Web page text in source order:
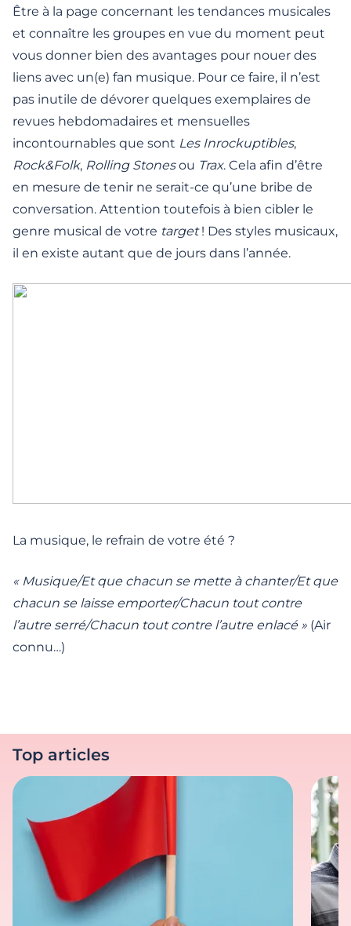
Être à la page concernant les tendances musicales
et connaître les groupes en vue du moment peut
vous donner bien des avantages pour nouer des
liens avec un(e) fan musique. Pour ce faire, il n’est
pas inutile de dévorer quelques exemplaires de
revues hebdomadaires et mensuelles
incontournables que sont Les Inrockuptibles,
Rock&Folk, Rolling Stonesou Trax. Cela afin d’être
en mesure de tenir ne serait-ce qu’une bribe de
conversation. Attention toutefois à bien cibler le
genre musical de votre target! Des styles musicaux,
il en existe autant que de jours dans l’année.
La musique, le refrain de votre été ?
« Musique/Et que chacun se mette à chanter/Et que
chacun se laisse emporter/Chacun tout contre
l’autre serré/Chacun tout contre l’autre enlacé » (Air
connu…)
Top articles